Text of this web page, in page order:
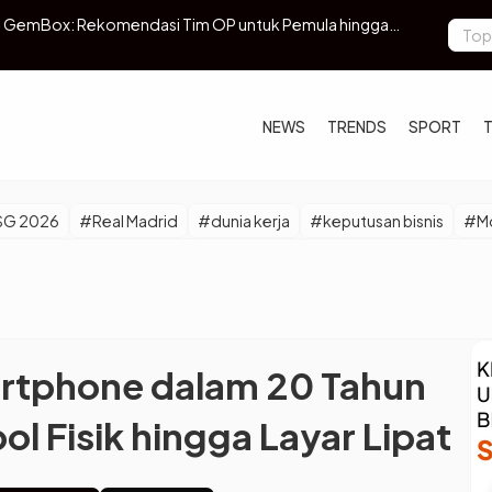
Komisi III DPR Ahmad Sahroni
Hobi yang
NEWS TRENDS SPORT
2026 #Real Madrid #dunia kerja #keputusan bisnis
dalam 20 Tahun
Fisik hingga Layar Lipat